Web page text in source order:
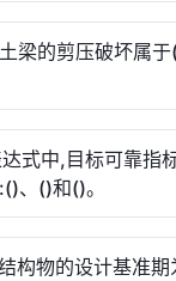
梁的剪压破坏属
式中,目标可靠指
、()和()。
构物的设计基准